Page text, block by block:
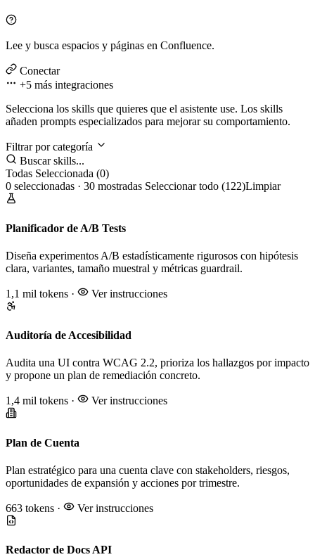
Lee y busca espacios y páginas en Confluence.
Conectar
+5 más integraciones
Selecciona los skills que quieres que el asistente use. Los skills
añaden prompts especializados para mejorar su comportamiento.
Filtrar por categoría
Buscar skills...
Todas Seleccionada (0)
0 seleccionadas · 30 mostradas Seleccionar todo (122)Limpiar
Planificador de A/B Tests
Diseña experimentos A/B estadísticamente rigurosos con hipótesis
clara, variantes, tamaño muestral y métricas guardrail.
1,1 mil tokens · Ver instrucciones
Auditoría de Accesibilidad
Audita una UI contra WCAG 2.2, prioriza los hallazgos por impacto
y propone un plan de remediación concreto.
1,4 mil tokens · Ver instrucciones
Plan de Cuenta
Plan estratégico para una cuenta clave con stakeholders, riesgos,
oportunidades de expansión y acciones por trimestre.
663 tokens · Ver instrucciones
Redactor de Docs API